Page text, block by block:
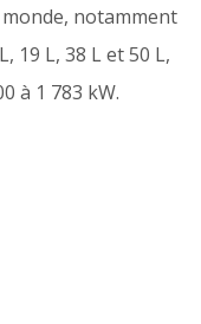
notamment
19 L, 38 L et 50 L,
à 1 783 kW.